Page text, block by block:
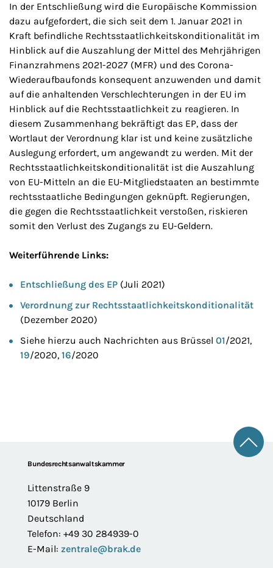
In der Entschließung wird die Europäische Kommission
dazu aufgefordert, die sich seit dem 1. Januar 2021 in
Kraft befindliche Rechtsstaatlichkeitskonditionalität im
Hinblick auf die Auszahlung der Mittel des Mehrjährigen
Finanzrahmens 2021-2027 (MFR) und des Corona-
Wiederaufbaufonds konsequent anzuwenden und damit
auf die anhaltenden Verschlechterungen in der EU im
Hinblick auf die Rechtsstaatlichkeit zu reagieren. In
diesem Zusammenhang bekräftigt das EP, dass der
Wortlaut der Verordnung klar ist und keine zusätzliche
Auslegung erfordert, um angewandt zu werden. Mit der
Rechtsstaatlichkeitskonditionalität ist die Auszahlung
von EU-Mitteln an die EU-Mitgliedstaaten an bestimmte
rechtsstaatliche Bedingungen geknüpft. Regierungen,
die gegen die Rechtsstaatlichkeit verstoßen, riskieren
somit den Verlust des Zugangs zu EU-Geldern.
Weiterführende Links:
Entschließung des EP (Juli 2021)
Verordnung zur Rechtsstaatlichkeitskonditionalität
(Dezember 2020)
Siehe hierzu auch Nachrichten aus Brüssel 01/2021,
19/2020, 16/2020
FooterBundesrechtsanwaltskammer
Littenstraße 9
10179 Berlin
Deutschland
Telefon: +49 30 284939-0
E-Mail: zentrale@brak.de